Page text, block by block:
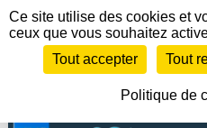
Panneau de gestion des cookies
Ce site utilise des cookies et
ceux que vous souhaitez
Tout accepter
Tout
Politique de